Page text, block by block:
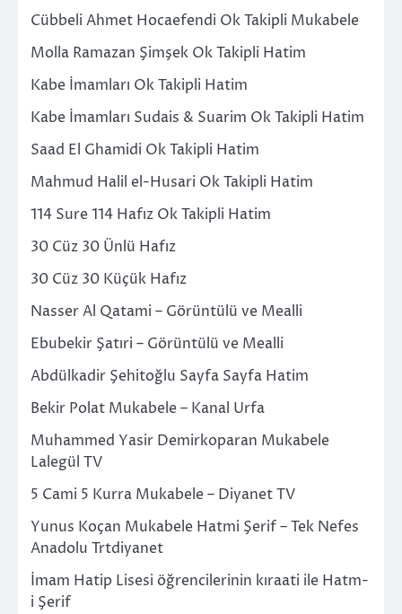
Cübbeli Ahmet Hocaefendi Ok Takipli Mukabele
Molla Ramazan Şimşek Ok Takipli Hatim
Kabe İmamları Ok Takipli Hatim
Kabe İmamları Sudais & Suarim Ok Takipli Hatim
Saad El Ghamidi Ok Takipli Hatim
Mahmud Halil el-Husari Ok Takipli Hatim
114 Sure 114 Hafız Ok Takipli Hatim
30 Cüz 30 Ünlü Hafız
30 Cüz 30 Küçük Hafız
Nasser Al Qatami – Görüntülü ve Mealli
Ebubekir Şatıri – Görüntülü ve Mealli
Abdülkadir Şehitoğlu Sayfa Sayfa Hatim
Bekir Polat Mukabele – Kanal Urfa
Muhammed Yasir Demirkoparan Mukabele
Lalegül TV
5 Cami 5 Kurra Mukabele – Diyanet TV
Yunus Koçan Mukabele Hatmi Şerif – Tek Nefes
Anadolu Trtdiyanet
İmam Hatip Lisesi öğrencilerinin kıraati ile Hatm-
i Şerif